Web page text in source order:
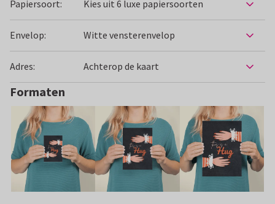
Papiersoort: Kies uit 6 luxe papiersoorten
Envelop: Witte vensterenvelop
Adres: Achterop de kaart
Formaten